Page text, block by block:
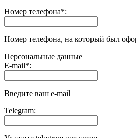
Номер телефона*:
Номер телефона, на который был
Персональные данные
E-mail*:
Введите ваш e-mail
Telegram: